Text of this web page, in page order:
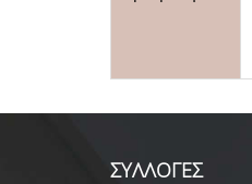
ΣΥΛΛΟΓΕΣ